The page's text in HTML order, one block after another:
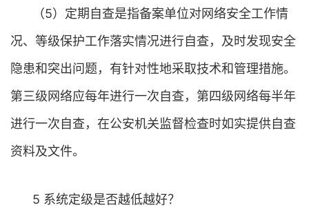
（5）定期自查是指备案单位对网络安全工作情
况、等级保护工作落实情况进行自查，及时发现安全
隐患和突出问题，有针对性地采取技术和管理措施。
第三级网络应每年进行一次自查，第四级网络每半年
进行一次自查，在公安机关监督检查时如实提供自查
资料及文件。
5 系统定级是否越低越好？